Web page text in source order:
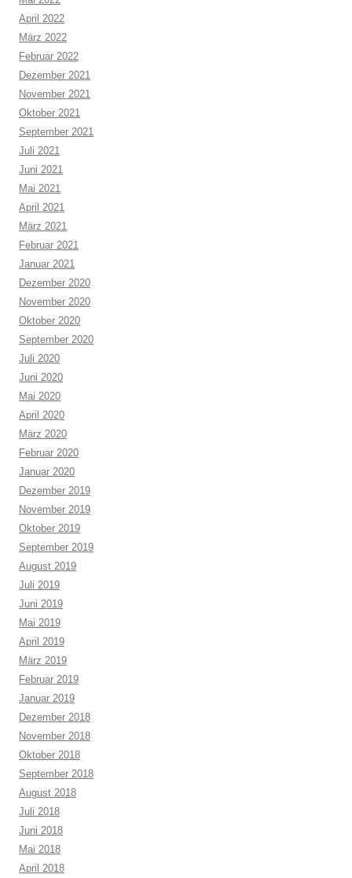
April 2022
März 2022
Februar 2022
Dezember 2021
November 2021
Oktober 2021
September 2021
Juli 2021
Juni 2021
Mai 2021
April 2021
März 2021
Februar 2021
Januar 2021
Dezember 2020
November 2020
Oktober 2020
September 2020
Juli 2020
Juni 2020
Mai 2020
April 2020
März 2020
Februar 2020
Januar 2020
Dezember 2019
November 2019
Oktober 2019
September 2019
August 2019
Juli 2019
Juni 2019
Mai 2019
April 2019
März 2019
Februar 2019
Januar 2019
Dezember 2018
November 2018
Oktober 2018
September 2018
August 2018
Juli 2018
Juni 2018
Mai 2018
April 2018